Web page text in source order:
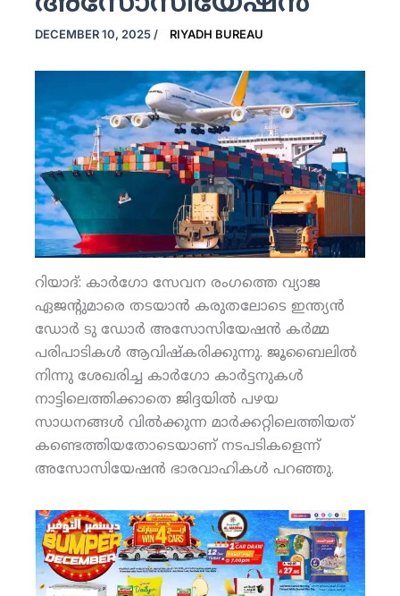
DECEMBER 10, 2025 / RIYADH BUREAU
റിയാദ്: കാര്‍ഗോ സേവന രംഗത്തെ വ്യാജ
ഏജന്റുമാരെ തടയാന്‍ കരുതലോടെ ഇന്ത്യന്‍
ഡോര്‍ ടു ഡോര്‍ അസോസിയേഷന്‍ കര്‍മ്മ
പരിപാടികള്‍ ആവിഷ്‌കരിക്കുന്നു. ജൂബൈലില്‍
നിന്നു ശേഖരിച്ച കാര്‍ഗോ കാര്‍ട്ടനുകള്‍
നാട്ടിലെത്തിക്കാതെ ജിദ്ദയില്‍ പഴയ
സാധനങ്ങള്‍ വില്‍ക്കുന്ന മാര്‍ക്കറ്റിലെത്തിയത്
കണ്ടെത്തിയതോടെയാണ് നടപടികളെന്ന്
അസോസിയേഷന്‍ ഭാരവാഹികള്‍ പറഞ്ഞു.